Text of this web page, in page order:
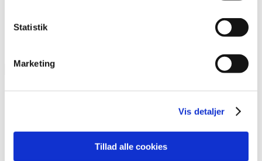
Statistik
Marketing
Vis detaljer
Tillad alle cookies
Etiketholder
210x60
antal